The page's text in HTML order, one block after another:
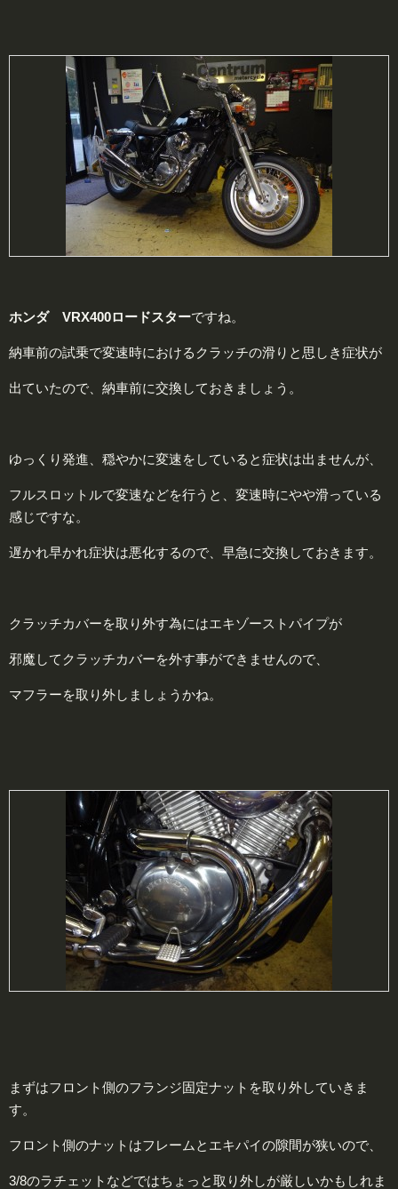
ホンダ VRX400ロードスターですね。
納車前の試乗で変速時におけるクラッチの滑りと思しき症状が
出ていたので、納車前に交換しておきましょう。
ゆっくり発進、穏やかに変速をしていると症状は出ませんが、
フルスロットルで変速などを行うと、変速時にやや滑っている
感じですな。
遅かれ早かれ症状は悪化するので、早急に交換しておきます。
クラッチカバーを取り外す為にはエキゾーストパイプが
邪魔してクラッチカバーを外す事ができませんので、
マフラーを取り外しましょうかね。
まずはフロント側のフランジ固定ナットを取り外していきま
す。
フロント側のナットはフレームとエキパイの隙間が狭いので、
3/8のラチェットなどではちょっと取り外しが厳しいかもしれま